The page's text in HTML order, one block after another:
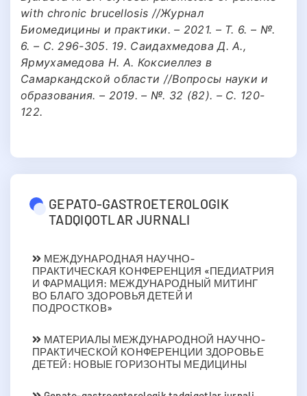
with chronic brucellosis //Журнал
Биомедицины и практики. – 2021. – Т. 6. – №.
6. – С. 296-305. 19. Саидахмедова Д. А.,
Ярмухамедова Н. А. Коксиеллез в
Самаркандской области //Вопросы науки и
образования. – 2019. – №. 32 (82). – С. 120-
122.
GEPATO-GASTROETEROLOGIK
TADQIQOTLAR JURNALI
МЕЖДУНАРОДНАЯ НАУЧНО-
ПРАКТИЧЕСКАЯ КОНФЕРЕНЦИЯ «ПЕДИАТРИЯ
И ФАРМАЦИЯ: МЕЖДУНАРОДНЫЙ МИТИНГ
ВО БЛАГО ЗДОРОВЬЯ ДЕТЕЙ И
ПОДРОСТКОВ»
МАТЕРИАЛЫ МЕЖДУНАРОДНОЙ НАУЧНО-
ПРАКТИЧЕСКОЙ КОНФЕРЕНЦИИ ЗДОРОВЬЕ
ДЕТЕЙ: НОВЫЕ ГОРИЗОНТЫ МЕДИЦИНЫ